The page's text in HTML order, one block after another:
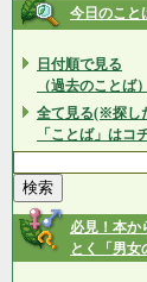
今日のこと
日付順で見る
（過去のことば）
全て見る(※探し
「ことば」はコ
必見！本か
とく「男女